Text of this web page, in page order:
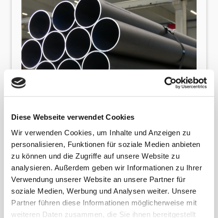
Diese Webseite verwendet Cookies
Wir verwenden Cookies, um Inhalte und Anzeigen zu
personalisieren, Funktionen für soziale Medien anbieten
zu können und die Zugriffe auf unsere Website zu
analysieren. Außerdem geben wir Informationen zu Ihrer
Verwendung unserer Website an unsere Partner für
soziale Medien, Werbung und Analysen weiter. Unsere
Partner führen diese Informationen möglicherweise mit
weiteren Daten zusammen, die Sie ihnen bereitgestellt
Wir machen den Unterschied
Anspruch ist es, Ihre Logistik so effizient und
flexibel wie möglich zu gestalten – mit
persönlichem Service und höchster Qualität.
Zuverlässigkeit
Wir halten, was wir versprechen. Termintreue
ist bei uns Standard, nicht Option.